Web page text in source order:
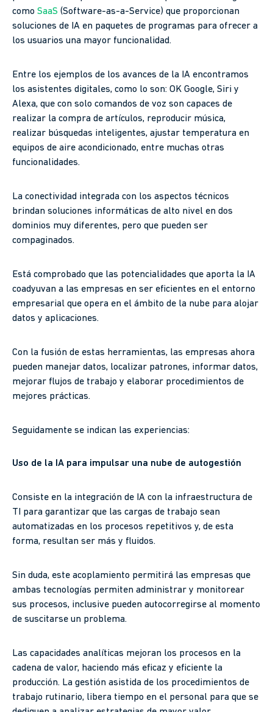
como SaaS (Software-as-a-Service) que proporcionan
soluciones de IA en paquetes de programas para ofrecer a
los usuarios una mayor funcionalidad.
Entre los ejemplos de los avances de la IA encontramos
los asistentes digitales, como lo son: OK Google, Siri y
Alexa, que con solo comandos de voz son capaces de
realizar la compra de artículos, reproducir música,
realizar búsquedas inteligentes, ajustar temperatura en
equipos de aire acondicionado, entre muchas otras
funcionalidades.
La conectividad integrada con los aspectos técnicos
brindan soluciones informáticas de alto nivel en dos
dominios muy diferentes, pero que pueden ser
compaginados.
Está comprobado que las potencialidades que aporta la IA
coadyuvan a las empresas en ser eficientes en el entorno
empresarial que opera en el ámbito de la nube para alojar
datos y aplicaciones.
Con la fusión de estas herramientas, las empresas ahora
pueden manejar datos, localizar patrones, informar datos,
mejorar flujos de trabajo y elaborar procedimientos de
mejores prácticas.
Seguidamente se indican las experiencias:
Uso de la IA para impulsar una nube de autogestión
Consiste en la integración de IA con la infraestructura de
TI para garantizar que las cargas de trabajo sean
automatizadas en los procesos repetitivos y, de esta
forma, resultan ser más y fluidos.
Sin duda, este acoplamiento permitirá las empresas que
ambas tecnologías permiten administrar y monitorear
sus procesos, inclusive pueden autocorregirse al momento
de suscitarse un problema.
Las capacidades analíticas mejoran los procesos en la
cadena de valor, haciendo más eficaz y eficiente la
producción. La gestión asistida de los procedimientos de
trabajo rutinario, libera tiempo en el personal para que se